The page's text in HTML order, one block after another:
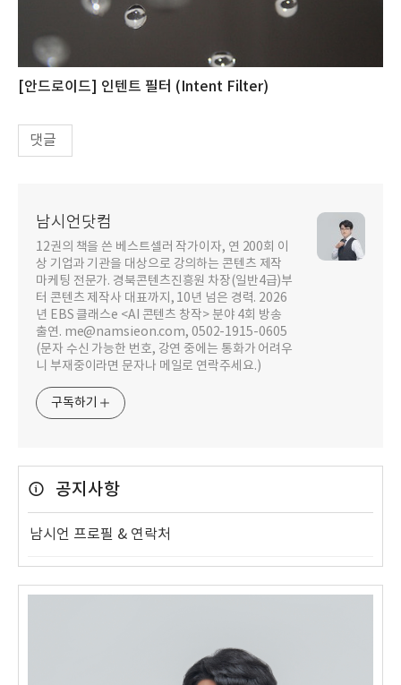
[안드로이드] 인텐트 필터 (Intent Filter)
댓글
남시언닷컴
12권의 책을 쓴 베스트셀러 작가이자, 연 200회 이
상 기업과 기관을 대상으로 강의하는 콘텐츠 제작
마케팅 전문가. 경북콘텐츠진흥원 차장(일반4급)부
터 콘텐츠 제작사 대표까지, 10년 넘은 경력. 2026
년 EBS 클래스e <AI 콘텐츠 창작> 분야 4회 방송
출연. me@namsieon.com, 0502-1915-0605
(문자 수신 가능한 번호, 강연 중에는 통화가 어려우
니 부재중이라면 문자나 메일로 연락주세요.)
구독하기
공지사항
남시언 프로필 & 연락처